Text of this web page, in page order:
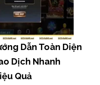
Dẫn Toàn Diện
Dịch Nhanh
Quả